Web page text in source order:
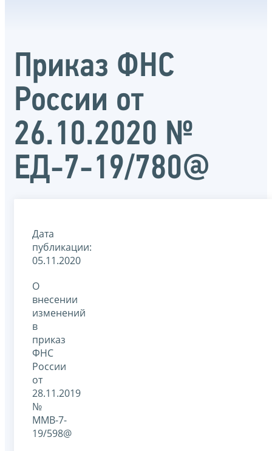
Приказ ФНС
России от
26.10.2020 №
ЕД-7-19/780@
Дата
публикации:
05.11.2020
О
внесении
изменений
в
приказ
ФНС
России
от
28.11.2019
№
ММВ-7-
19/598@